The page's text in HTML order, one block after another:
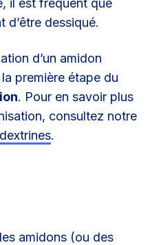
il est fréquent que
d’être dessiqué.
d’un amidon
première étape du
. Pour en savoir plus
consultez notre
dextrines.
amidons (ou des